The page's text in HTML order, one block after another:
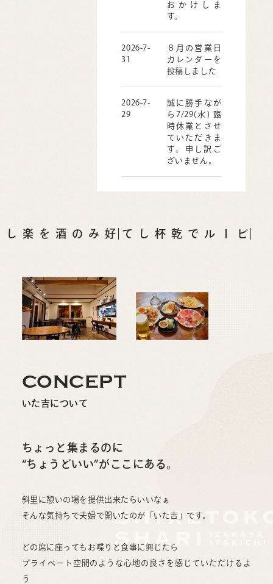
おかけしま
す。
2026-7-
31
８月の営業日
カレンダーを
投稿しました
2026-7-
29
誠に勝手なが
ら7/29(水) 臨
時休業とさせ
ていただきま
す。申し訳ご
ざいません。
ビールで乾杯して
CONCEPT
いた吉について
ちょっと集まるのに
“ちょうどいい”がここにある。
斜里に憩いの場を提供出来たらいいなぁ
そんな気持ちで夫婦で開いたのが「いた吉」です。
どの席に座ってもお喋りと食事に興じたら
プライベート空間のような心地の良さを感じていただけるよ
う